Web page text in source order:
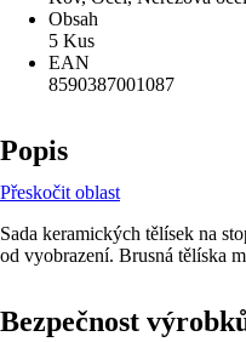
Obsah
5 Kus
EAN
8590387001087
Popis
Přeskočit oblast
Sada keramických tělísek na
od vyobrazení. Brusná tělíska
Bezpečnost